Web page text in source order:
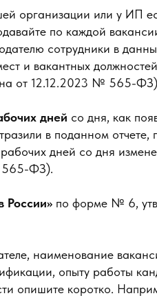
организации или у ИП
по каждой
сотрудники в
и вакантных
от 12.12.2023 № 565-
дней со дня, как
в поданном отчете,
дней со дня
565-ФЗ).
России» по форме № 6,
наименование
опыту работы
опишите коротко.